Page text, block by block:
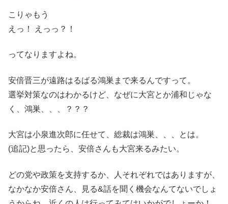
こりゃもう
えっ！ えっっ？！
ってなりますよね。
安倍晋三が遠路はるばる鴻巣まで来るんですって。
選挙対策なのはわかるけど、なぜに大宮とか浦和じゃな
く、鴻巣、、、？？？
大宮は小泉進次郎に任せて、総裁は鴻巣、、、とは。
(追記)と思ったら、安倍さんも大宮来るみたい。
どの党や政策を支持するか、人それぞれではありますが、
なかなか安倍さん、見る&話を聞く機会なんてないでしょ